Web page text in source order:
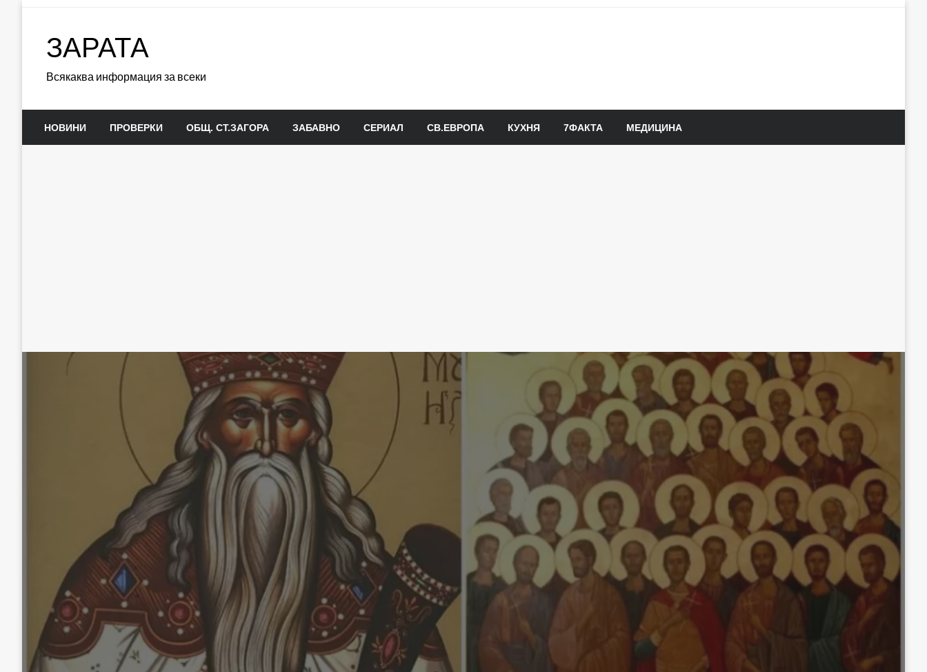
ЗАРАТА
Всякаква информация за всеки
НОВИНИ ПРОВЕРКИ ОБЩ. СТ.ЗАГОРА ЗАБАВНО СЕРИАЛ СВ.ЕВРОПА КУХНЯ 7ФАКТА МЕДИЦИНА